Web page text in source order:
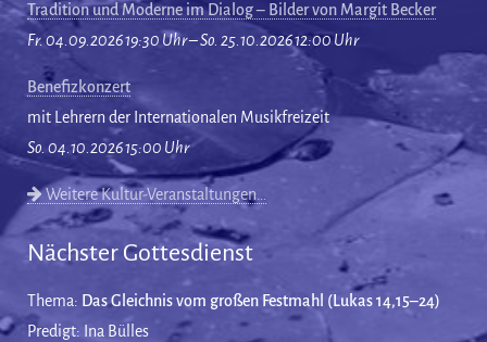
Tradition und Moderne im Dialog – Bilder von Margit Becker
Fr. 04.09.2026 19:30 Uhr – So. 25.10.2026 12:00 Uhr
Benefizkonzert
mit Lehrern der Internationalen Musikfreizeit
So. 04.10.2026 15:00 Uhr
Weitere Kultur-Veranstaltungen…
Nächster Gottesdienst
Thema: Das Gleichnis vom großen Festmahl (Lukas 14,15–24)
Predigt: Ina Bülles